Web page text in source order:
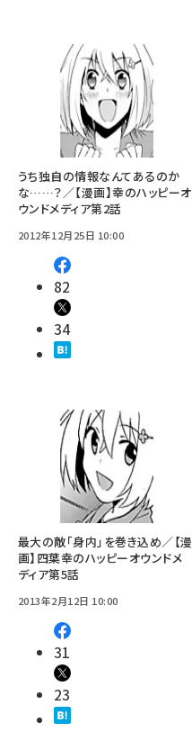
うち独自の情報なんてあるのか
な……？／【漫画】幸のハッピーオ
ウンドメディア第2話
2012年12月25日 10:00
82
34
最大の敵「身内」を巻き込め／【漫
画】四葉幸のハッピーオウンドメ
ディア第5話
2013年2月12日 10:00
31
23